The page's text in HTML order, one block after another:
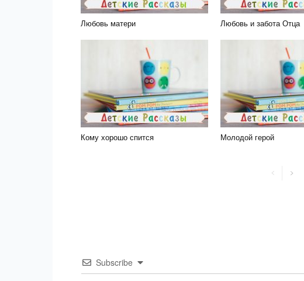
Любовь матери Любовь и забота Отца
Кому хорошо спится Молодой герой
Subscribe